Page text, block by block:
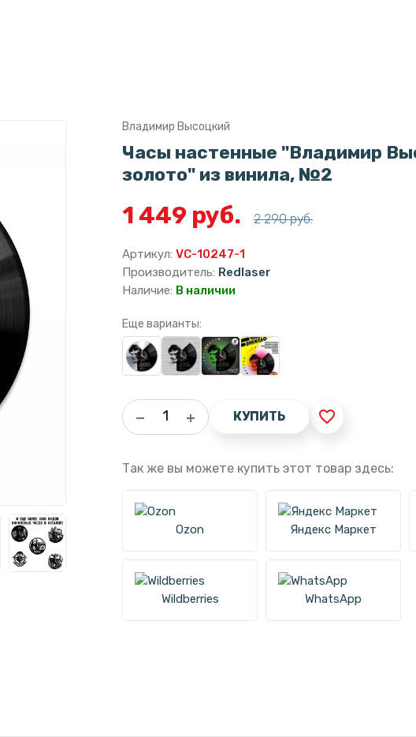
Владимир Высоцкий
Часы настенные "Владимир
золото" из винила, №2
1 449 руб. 2 290 руб.
Артикул: VC-10247-1
Производитель: Redlaser
Наличие: В наличии
Еще варианты:
КУПИТЬ favorite_border
Так же вы можете купить этот товар здесь:
Ozon Яндекс Маркет
Wildberries WhatsApp